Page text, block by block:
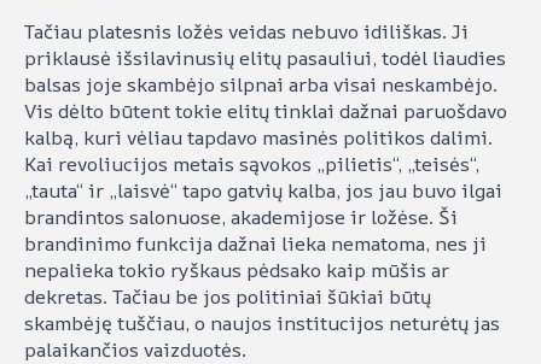
Tačiau platesnis ložės veidas nebuvo idiliškas. Ji
priklausė išsilavinusių elitų pasauliui, todėl liaudies
balsas joje skambėjo silpnai arba visai neskambėjo.
Vis dėlto būtent tokie elitų tinklai dažnai paruošdavo
kalbą, kuri vėliau tapdavo masinės politikos dalimi.
Kai revoliucijos metais sąvokos „pilietis“, „teisės“,
„tauta“ ir „laisvė“ tapo gatvių kalba, jos jau buvo ilgai
brandintos salonuose, akademijose ir ložėse. Ši
brandinimo funkcija dažnai lieka nematoma, nes ji
nepalieka tokio ryškaus pėdsako kaip mūšis ar
dekretas. Tačiau be jos politiniai šūkiai būtų
skambėję tuščiau, o naujos institucijos neturėtų jas
palaikančios vaizduotės.